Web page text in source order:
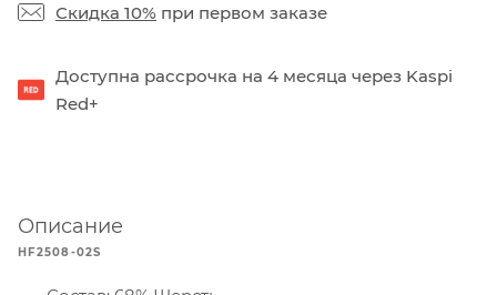
Скидка 10% при первом заказе
Доступна рассрочка на 4 месяца через Kaspi
Red+
Описание
HF2508-02S